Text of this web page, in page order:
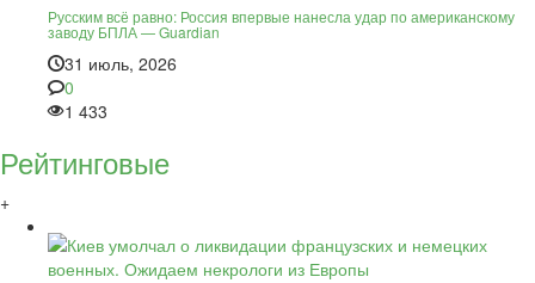
Русским всё равно: Россия впервые нанесла удар по американскому
заводу БПЛА — Guardian
31 июль, 2026
0
1 433
Рейтинговые
+